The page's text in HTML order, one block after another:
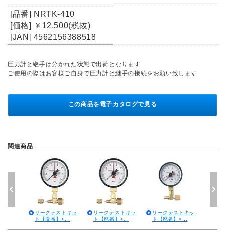
[品番] NRTK-410
[価格] ￥12,500(税抜)
[JAN] 4562156388518
圧力計と継手は分かれた状態で出荷となります
ご使用の際はお客様ご自身で圧力計と継手の接続をお願い致します
この商品を電子カタログで見る
関連商品
リークテストキッ
ト【廃番】<...
リークテストキッ
ト【廃番】<...
リークテストキッ
ト【廃番】<...